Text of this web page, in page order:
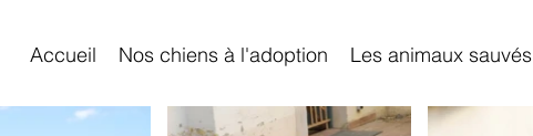
Accueil Nos chiens à l'adoption Les animaux sauvés